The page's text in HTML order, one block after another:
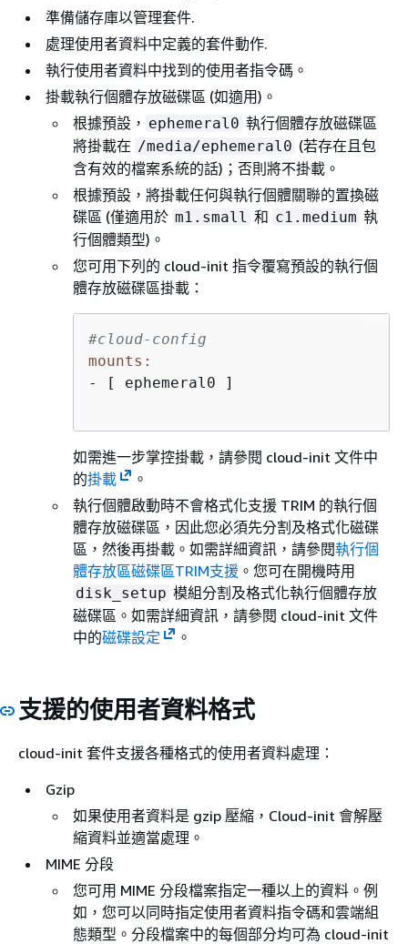
準備儲存庫以管理套件.
處理使用者資料中定義的套件動作.
執行使用者資料中找到的使用者指令碼。
掛載執行個體存放磁碟區 (如適用)。
根據預設， ephemeral0 執行個體存放磁碟區
將掛載在 /media/ephemeral0 (若存在且包
含有效的檔案系統的話)；否則將不掛載。
根據預設，將掛載任何與執行個體關聯的置換磁
碟區 (僅適用於 m1.small 和 c1.medium 執
行個體類型)。
您可用下列的 cloud-init 指令覆寫預設的執行個
體存放磁碟區掛載：
#cloud-config
mounts:
- [ ephemeral0 ]
如需進一步掌控掛載，請參閱 cloud-init 文件中
的掛載
。
執行個體啟動時不會格式化支援 TRIM 的執行個
體存放磁碟區，因此您必須先分割及格式化磁碟
區，然後再掛載。如需詳細資訊，請參閱執行個
體存放區磁碟區TRIM支援 。您可在開機時用
disk_setup 模組分割及格式化執行個體存放
磁碟區。如需詳細資訊，請參閱 cloud-init 文件
中的磁碟設定 。
支援的使用者資料格式
cloud-init 套件支援各種格式的使用者資料處理：
Gzip
如果使用者資料是 gzip 壓縮，Cloud-init 會解壓
縮資料並適當處理。
MIME 分段
您可用 MIME 分段檔案指定一種以上的資料。例
如，您可以同時指定使用者資料指令碼和雲端組
態類型。分段檔案中的每個部分均可為 cloud-init